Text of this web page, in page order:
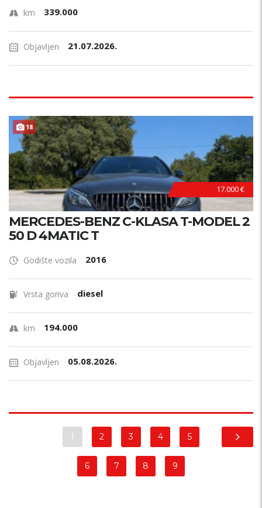
km 339.000
Objavljen 21.07.2026.
18
17.000 €
MERCEDES-BENZ C-KLASA T-MODEL 2
50 D 4MATIC T
Godište vozila 2016
Vrsta goriva diesel
km 194.000
Objavljen 05.08.2026.
1 2 3 4 5
6 7 8 9